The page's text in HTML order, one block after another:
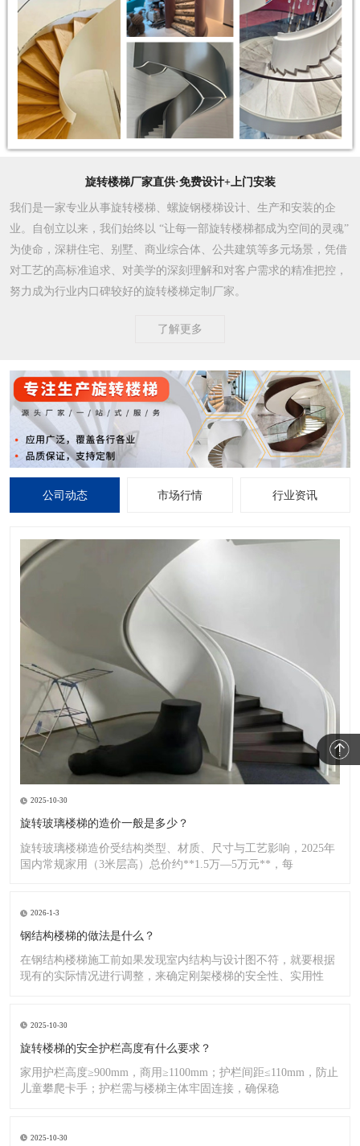
旋转楼梯厂家直供·免费设计+上门安装
我们是一家专业从事旋转楼梯、螺旋钢楼梯设计、生产和安装的企
业。自创立以来，我们始终以 “让每一部旋转楼梯都成为空间的灵魂”
为使命，深耕住宅、别墅、商业综合体、公共建筑等多元场景，凭借
对工艺的高标准追求、对美学的深刻理解和对客户需求的精准把控，
努力成为行业内口碑较好的旋转楼梯定制厂家。​
了解更多
公司动态 市场行情 行业资讯
2025-10-30
旋转玻璃楼梯的造价一般是多少？
旋转玻璃楼梯造价受结构类型、材质、尺寸与工艺影响，2025年
国内常规家用（3米层高）总价约**1.5万—5万元**，每
2026-1-3
钢结构楼梯的做法是什么？
在钢结构楼梯施工前如果发现室内结构与设计图不符，就要根据
现有的实际情况进行调整，来确定刚架楼梯的安全性、实用性
2025-10-30
旋转楼梯的安全护栏高度有什么要求？
家用护栏高度≥900mm，商用≥1100mm；护栏间距≤110mm，防止
儿童攀爬卡手；护栏需与楼梯主体牢固连接，确保稳
2025-10-30